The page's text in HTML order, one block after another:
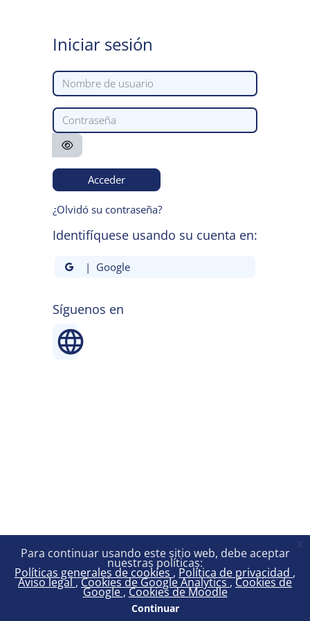
Para continuar usando este sitio web, debe aceptar
nuestras políticas:
Políticas generales de cookies Política de privacidad
Aviso legal Cookies de Google Analytics Cookies de
Google Cookies de Moodle
Continuar
x
Iniciar sesión
Nombre de usuario
Contraseña
Acceder
¿Olvidó su contraseña?
Identifíquese usando su cuenta en:
| Google
Síguenos en